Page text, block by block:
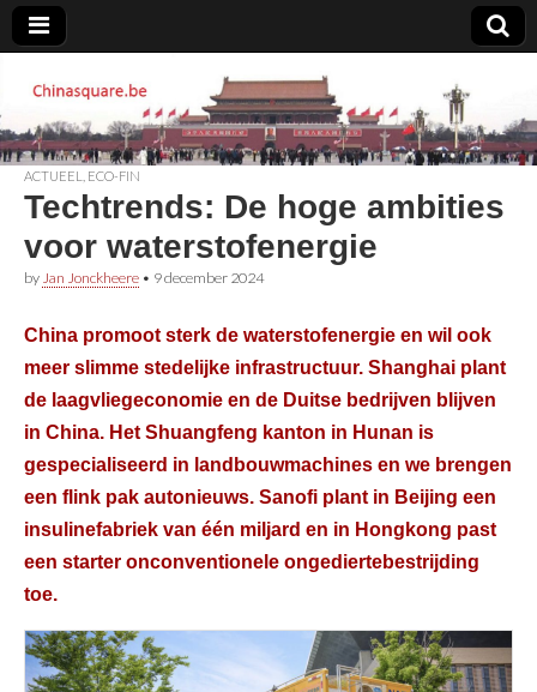
Chinasquare.be
ACTUEEL ECO-FIN
Techtrends: De hoge ambities
voor waterstofenergie
by Jan Jonckheere • 9 december 2024
China promoot sterk de waterstofenergie en wil ook
meer slimme stedelijke infrastructuur. Shanghai plant
de laagvliegeconomie en de Duitse bedrijven blijven
in China. Het Shuangfeng kanton in Hunan is
gespecialiseerd in landbouwmachines en we brengen
een flink pak autonieuws. Sanofi plant in Beijing een
insulinefabriek van één miljard en in Hongkong past
een starter onconventionele ongediertebestrijding
toe.